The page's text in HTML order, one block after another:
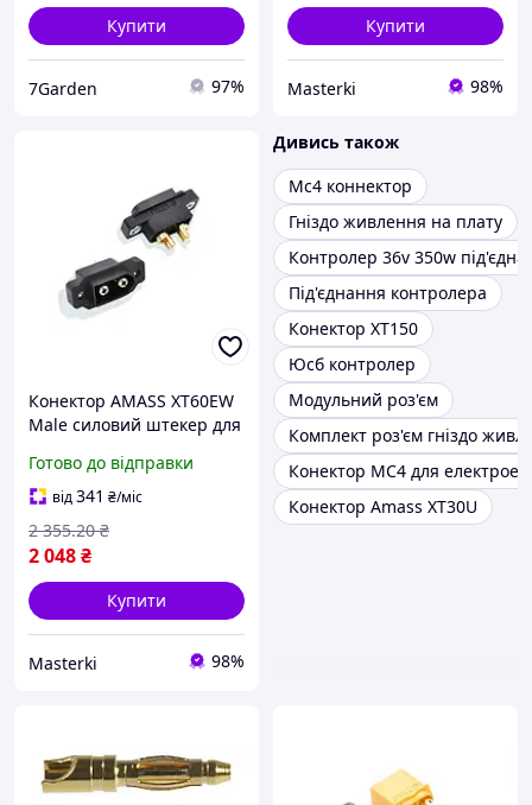
Купити
7Garden 97%
Купити
Masterki 98%
Конектор AMASS XT60EW
Male силовий штекер для
підключення проводів
Готово до відправки
від341 ₴/міс
2 048₴
2 355.20 ₴
Купити
Masterki 98%
Дивись також
Мс4 коннектор
Гніздо живлення на плату
Контролер 36v 350w
Під'єднання контролера
Конектор XT150
Юсб контролер
Модульний роз'єм
Комплект роз'єм гніздо
Конектор МС4 для
Конектор Amass XT30U